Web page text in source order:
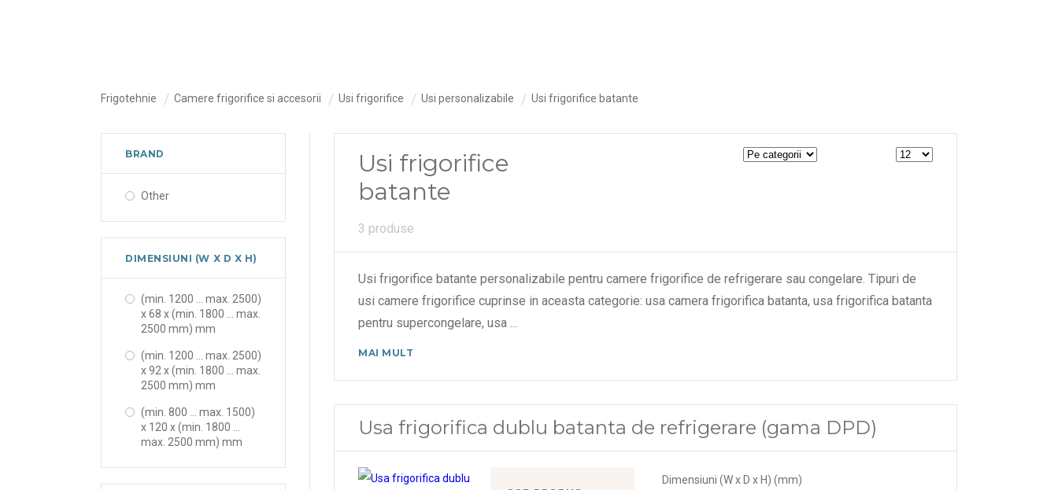
Frigotehnie Camere frigorifice si accesorii Usi frigorifice Usi personalizabile Usi frigorifice batante
BRAND
Other
DIMENSIUNI (W X D X H)
(min. 1200 ... max. 2500)
x 68 x (min. 1800 ... max.
2500 mm) mm
(min. 1200 ... max. 2500)
x 92 x (min. 1800 ... max.
2500 mm) mm
(min. 800 ... max. 1500)
x 120 x (min. 1800 ...
max. 2500 mm) mm
Usi frigorifice
batante
3 produse
Usi frigorifice batante personalizabile pentru camere frigorifice de refrigerare sau congelare. Tipuri de
usi camere frigorifice cuprinse in aceasta categorie: usa camera frigorifica batanta, usa frigorifica batanta
pentru supercongelare, usa...
MAI MULT
Usa frigorifica dublu batanta de refrigerare (gama DPD)
Dimensiuni (W x D x H) (mm)